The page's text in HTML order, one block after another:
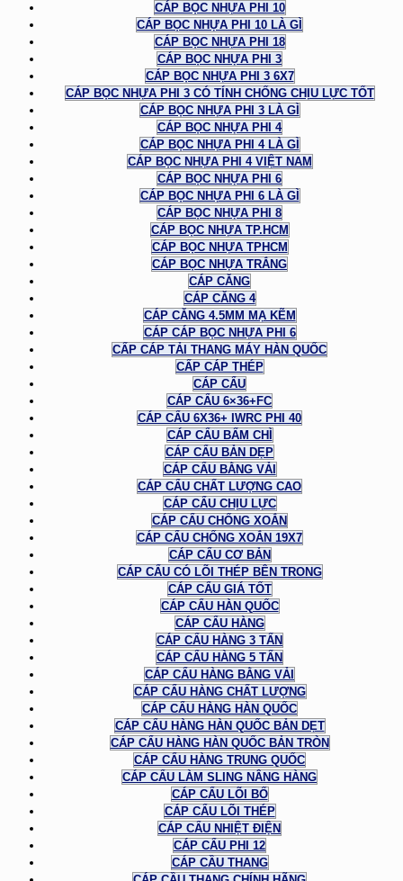
CÁP BỌC NHỰA PHI 10
CÁP BỌC NHỰA PHI 10 LÀ GÌ
CÁP BỌC NHỰA PHI 18
CÁP BỌC NHỰA PHI 3
CÁP BỌC NHỰA PHI 3 6X7
CÁP BỌC NHỰA PHI 3 CÓ TÍNH CHỐNG CHỊU LỰC TỐT
CÁP BỌC NHỰA PHI 3 LÀ GÌ
CÁP BỌC NHỰA PHI 4
CÁP BỌC NHỰA PHI 4 LÀ GÌ
CÁP BỌC NHỰA PHI 4 VIỆT NAM
CÁP BỌC NHỰA PHI 6
CÁP BỌC NHỰA PHI 6 LÀ GÌ
CÁP BỌC NHỰA PHI 8
CÁP BỌC NHỰA TP.HCM
CÁP BỌC NHỰA TPHCM
CÁP BỌC NHỰA TRẮNG
CÁP CĂNG
CÁP CĂNG 4
CÁP CĂNG 4.5MM MẠ KẼM
CÁP CÁP BỌC NHỰA PHI 6
CẤP CÁP TẢI THANG MÁY HÀN QUỐC
CẤP CÁP THÉP
CÁP CẨU
CÁP CẨU 6×36+FC
CÁP CẨU 6X36+ IWRC PHI 40
CÁP CẨU BẤM CHÌ
CÁP CẨU BẢN DẸP
CÁP CẨU BẰNG VẢI
CÁP CẨU CHẤT LƯỢNG CAO
CÁP CẨU CHỊU LỰC
CÁP CẨU CHỐNG XOẮN
CÁP CẨU CHỐNG XOẮN 19X7
CÁP CẨU CƠ BẢN
CÁP CẨU CÓ LÕI THÉP BÊN TRONG
CÁP CẨU GIÁ TỐT
CÁP CẨU HÀN QUỐC
CÁP CẨU HÀNG
CÁP CẨU HÀNG 3 TẤN
CÁP CẨU HÀNG 5 TẤN
CÁP CẨU HÀNG BẰNG VẢI
CÁP CẨU HÀNG CHẤT LƯỢNG
CÁP CẨU HÀNG HÀN QUỐC
CÁP CẨU HÀNG HÀN QUỐC BẢN DẸT
CÁP CẨU HÀNG HÀN QUỐC BẢN TRÒN
CÁP CẨU HÀNG TRUNG QUỐC
CÁP CẨU LÀM SLING NÂNG HÀNG
CÁP CẨU LÕI BỐ
CÁP CẨU LÕI THÉP
CÁP CẨU NHIỆT ĐIỆN
CÁP CẨU PHI 12
CÁP CẦU THANG